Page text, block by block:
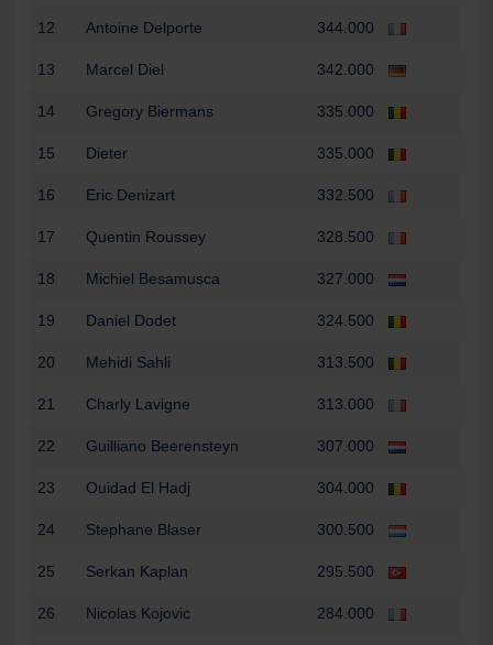
12 Antoine Delporte 344.000
13 Marcel Diel 342.000
14 Gregory Biermans 335.000
15 Dieter 335.000
16 Eric Denizart 332.500
17 Quentin Roussey 328.500
18 Michiel Besamusca 327.000
19 Daniel Dodet 324.500
20 Mehidi Sahli 313.500
21 Charly Lavigne 313.000
22 Guilliano Beerensteyn 307.000
23 Ouidad El Hadj 304.000
24 Stephane Blaser 300.500
25 Serkan Kaplan 295.500
26 Nicolas Kojovic 284.000